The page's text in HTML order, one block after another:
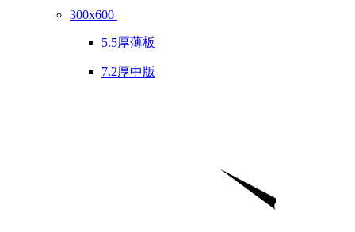
300x600
5.5厚薄板
7.2厚中版